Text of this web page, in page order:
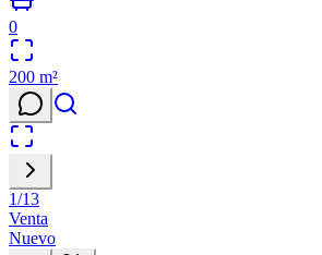
0
200 m²
1/13
Venta
Nuevo